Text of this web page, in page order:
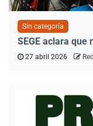
Sin categoría
SEGE aclara que
27 abril 2026